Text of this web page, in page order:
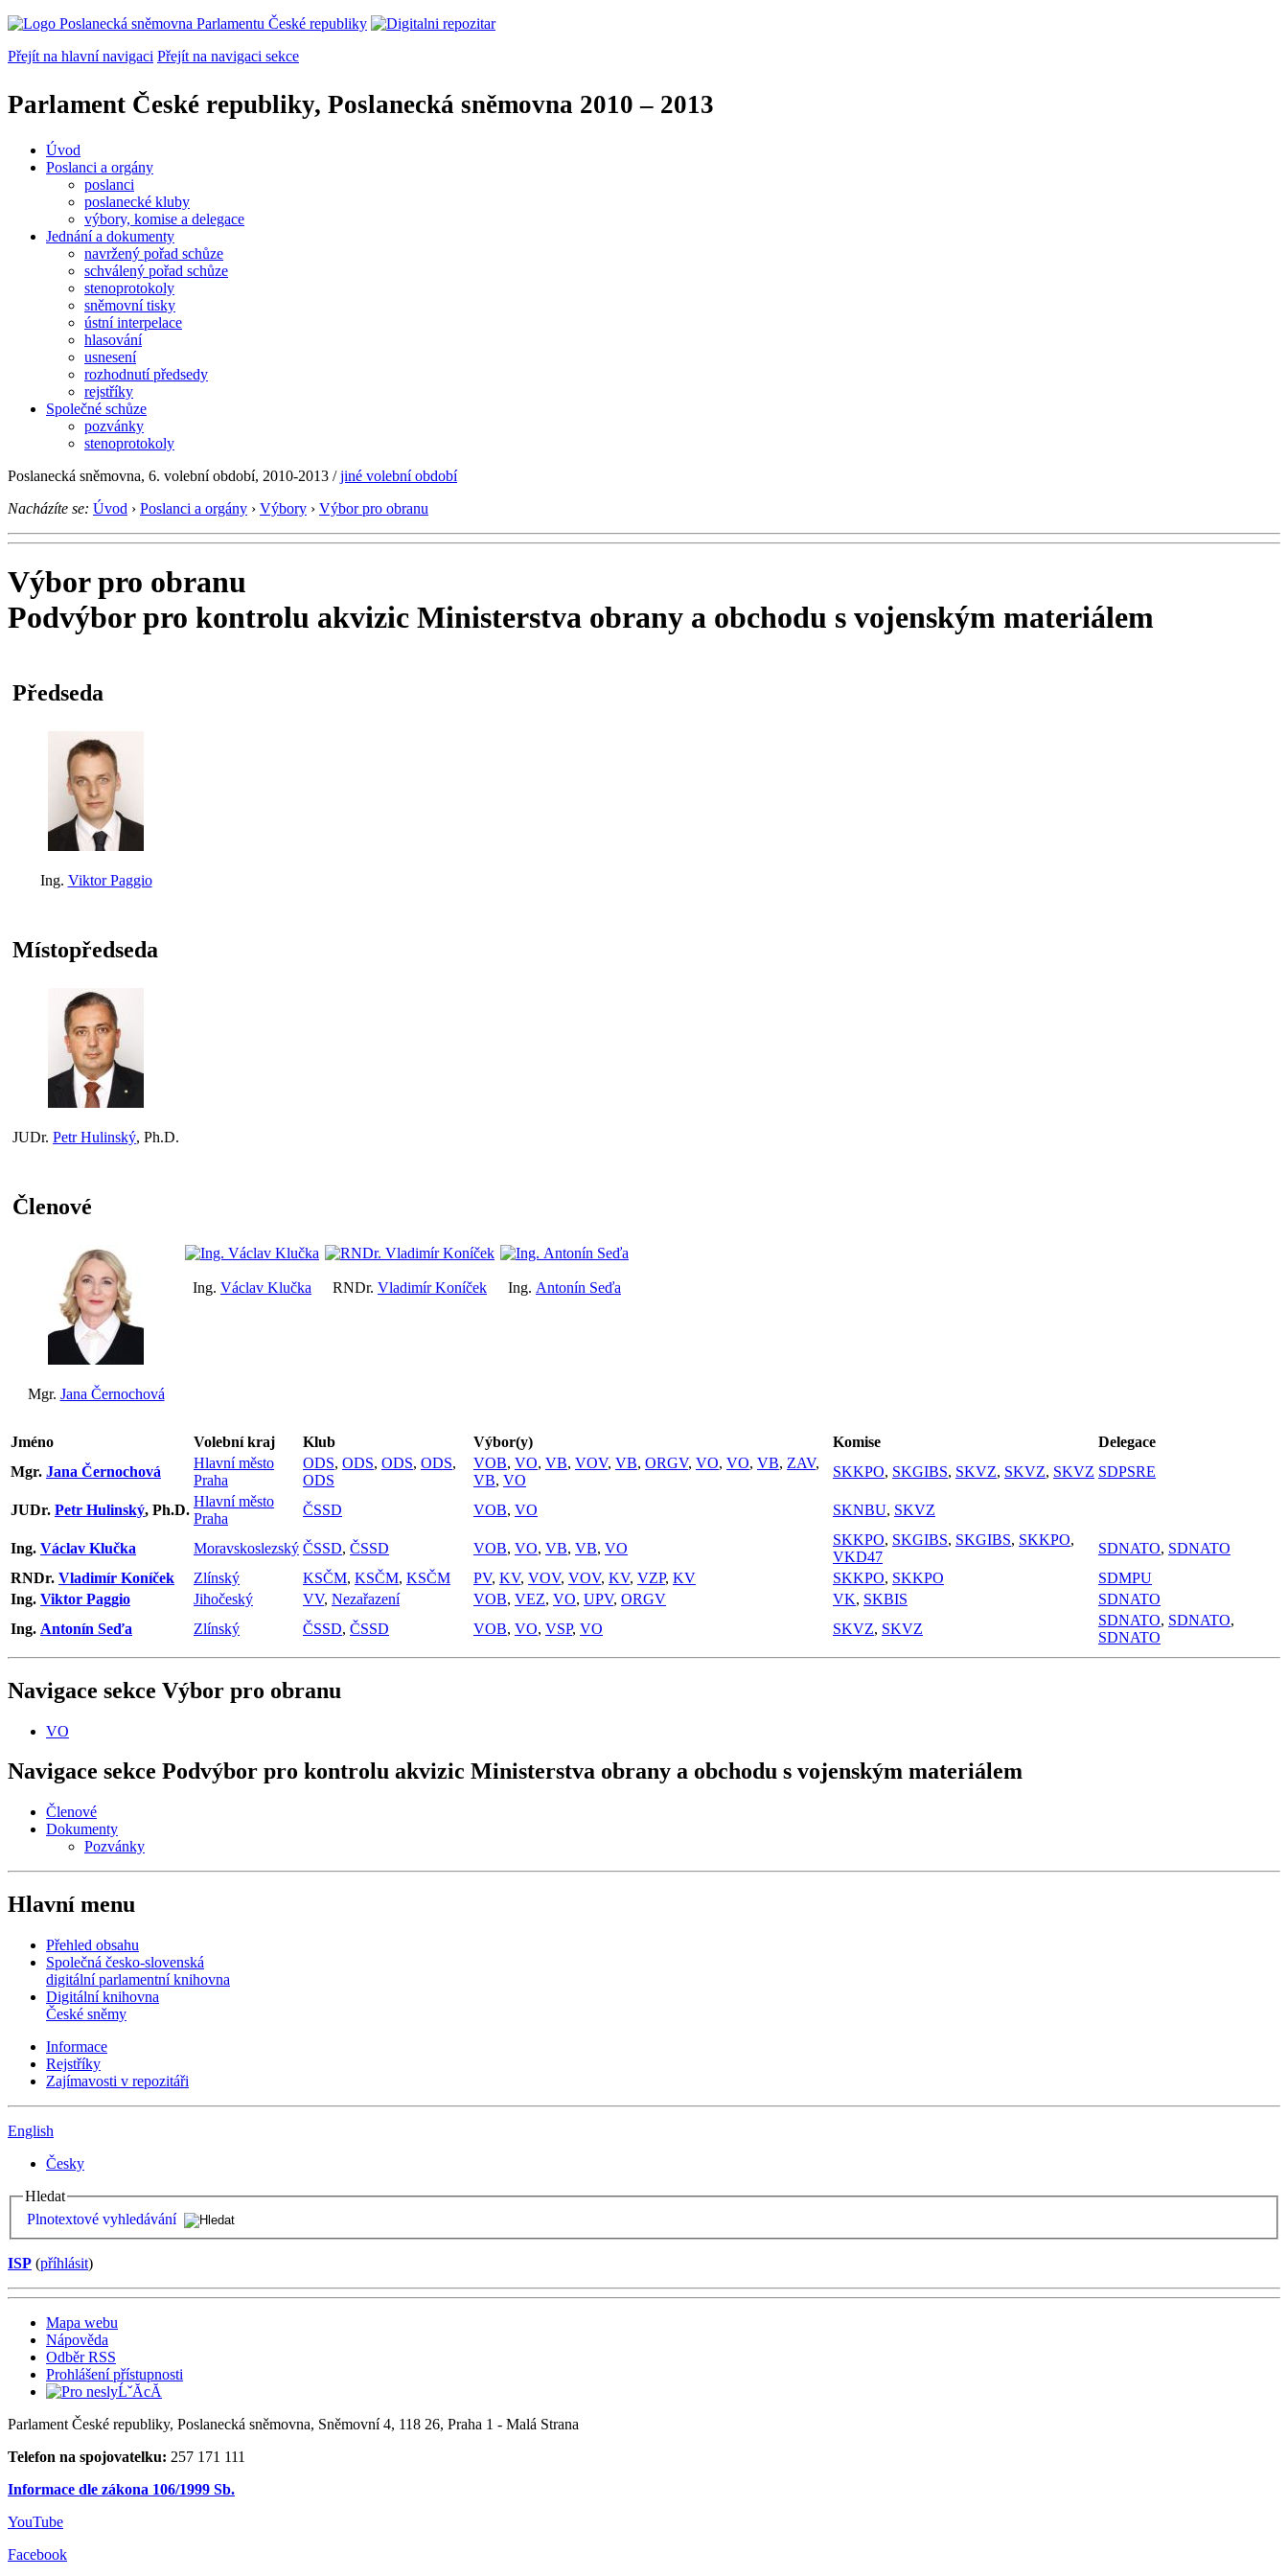
Přejít na hlavní navigaci Přejít na navigaci sekce
Parlament České republiky, Poslanecká sněmovna 2010 – 2013
Úvod
Poslanci a orgány
poslanci
poslanecké kluby
výbory, komise a delegace
Jednání a dokumenty
navržený pořad schůze
schválený pořad schůze
stenoprotokoly
sněmovní tisky
ústní interpelace
hlasování
usnesení
rozhodnutí předsedy
rejstříky
Společné schůze
pozvánky
stenoprotokoly
Poslanecká sněmovna, 6. volební období, 2010-2013 /jiné volební období
Nacházíte se: Úvod › Poslanci a orgány › Výbory › Výbor pro obranu
Výbor pro obranu
Podvýbor pro kontrolu akvizic Ministerstva obrany a obchodu s vojenským materiálem
Předseda
Ing. Viktor Paggio
Místopředseda
JUDr. Petr Hulinský, Ph.D.
Členové
Mgr. Jana Černochová
Ing. Václav Klučka RNDr. Vladimír Koníček Ing. Antonín Seďa
Jméno Volební kraj Klub Výbor(y) Komise
Delegace
Mgr. Jana Černochová
Hlavní město
Praha
ODS, ODS, ODS, ODS,
ODS
VOB, VO, VB, VOV, VB, ORGV, VO, VO, VB, ZAV,
VB, VO
SKKPO, SKGIBS, SKVZ, SKVZ, SKVZ SDPSRE
JUDr. Petr Hulinský, Ph.D.
Hlavní město
Praha
ČSSD VOB, VO SKNBU, SKVZ
Ing. Václav Klučka Moravskoslezský ČSSD, ČSSD VOB, VO, VB, VB, VO
SKKPO, SKGIBS, SKGIBS, SKKPO,
VKD47
SDNATO, SDNATO
RNDr. Vladimír Koníček Zlínský KSČM, KSČM, KSČM PV, KV, VOV, VOV, KV, VZP, KV SKKPO, SKKPO
SDMPU
Ing. Viktor Paggio Jihočeský VV, Nezařazení VOB, VEZ, VO, UPV, ORGV VK, SKBIS
SDNATO
Ing. Antonín Seďa Zlínský ČSSD, ČSSD VOB, VO, VSP, VO SKVZ, SKVZ
SDNATO, SDNATO,
SDNATO
Navigace sekce Výbor pro obranu
VO
Navigace sekce Podvýbor pro kontrolu akvizic Ministerstva obrany a obchodu s vojenským materiálem
Členové
Dokumenty
Pozvánky
Hlavní menu
Přehled obsahu
Společná česko-slovenská
digitální parlamentní knihovna
Digitální knihovna
České sněmy
Informace
Rejstříky
Zajímavosti v repozitáři
English
Česky
Hledat
Plnotextové vyhledávání
ISP (příhlásit)
Mapa webu
Nápověda
Odběr RSS
Prohlášení přístupnosti
Parlament České republiky, Poslanecká sněmovna, Sněmovní 4, 118 26, Praha 1 - Malá Strana
Telefon na spojovatelku: 257 171 111
Informace dle zákona 106/1999 Sb.
YouTube
Facebook